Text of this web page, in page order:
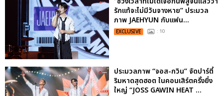
รักแท้จะไม่มีวันจางหาย” ประมวล
ภาพ JAEHYUN กับแฟน...
EXCLUSIVE : 10
ประมวลภาพ “จอส-กวิน” จัดปาร์ตี้
ริมหาดสุดฮอต ในคอนเสิร์ตครั้งยิ่ง
ใหญ่ “JOSS GAWIN HEAT ...